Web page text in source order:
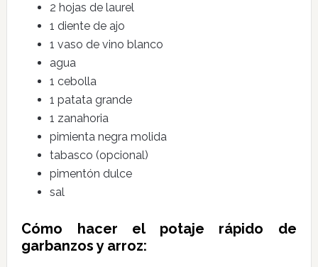
2 hojas de laurel
1 diente de ajo
1 vaso de vino blanco
agua
1 cebolla
1 patata grande
1 zanahoria
pimienta negra molida
tabasco (opcional)
pimentón dulce
sal
Cómo hacer el potaje rápido de
garbanzos y arroz: